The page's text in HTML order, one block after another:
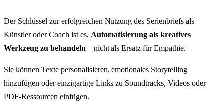
Der Schlüssel zur erfolgreichen Nutzung des Serienbriefs als
Künstler oder Coach ist es, Automatisierung als kreatives
Werkzeug zu behandeln – nicht als Ersatz für Empathie.
Sie können Texte personalisieren, emotionales Storytelling
hinzufügen oder einzigartige Links zu Soundtracks, Videos oder
PDF-Ressourcen einfügen.